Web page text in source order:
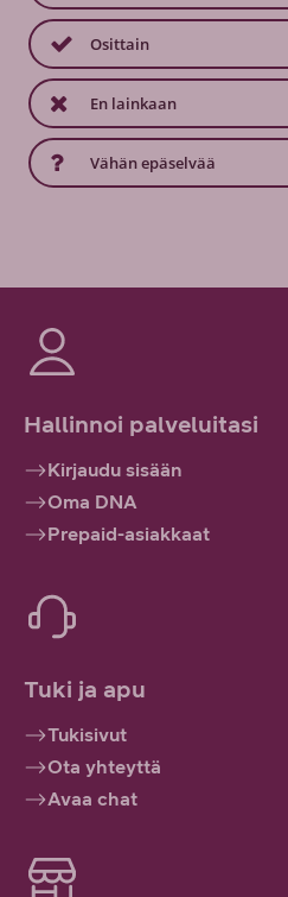
Osittain
En lainkaan
Vähän epäselvää
Hallinnoi palveluitasi
Kirjaudu sisään
Oma DNA
Prepaid-asiakkaat
Tuki ja apu
Tukisivut
Ota yhteyttä
Avaa chat